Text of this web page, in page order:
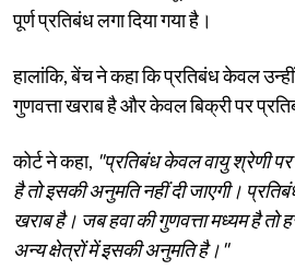
पूर्ण प्रतिबंध लगा दिया गया है।
हालांकि, बेंच ने कहा कि प्रतिबंध केवल
गुणवत्ता खराब है और केवल बिक्री पर
कोर्ट ने कहा, "प्रतिबंध केवल वायु श्रेणी पर
है तो इसकी अनुमति नहीं दी जाएगी।
खराब है। जब हवा की गुणवत्ता मध्यम है तो
अन्य क्षेत्रों में इसकी अनुमति है।"